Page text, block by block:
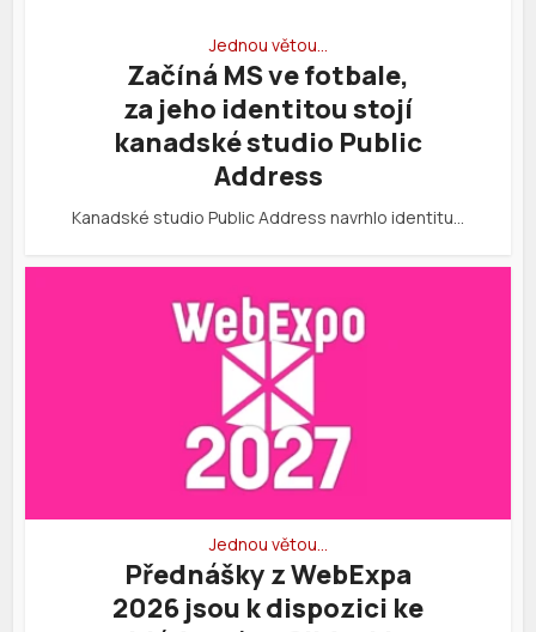
Jednou větou…
Začíná MS ve fotbale,
za jeho identitou stojí
kanadské studio Public
Address
Kanadské studio Public Address navrhlo identitu…
Jednou větou…
Přednášky z WebExpa
2026 jsou k dispozici ke